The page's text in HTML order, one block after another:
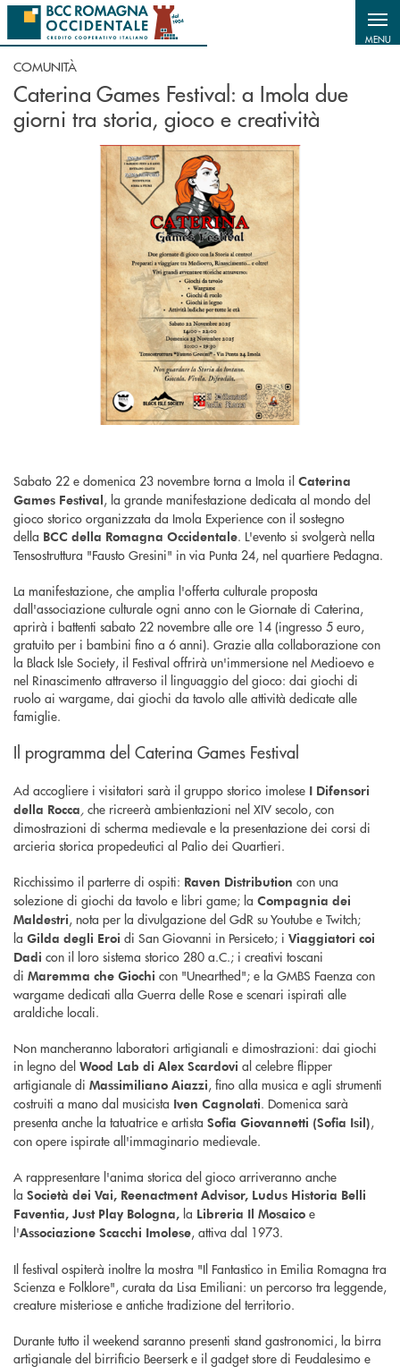
Salta al contenuto principale
MENU
COMUNITÀ
Caterina Games Festival: a Imola due
giorni tra storia, gioco e creatività
Sabato 22 e domenica 23 novembre torna a Imola il Caterina
Games Festival, la grande manifestazione dedicata al mondo del
gioco storico organizzata da Imola Experience con il sostegno
della BCC della Romagna Occidentale. L'evento si svolgerà nella
Tensostruttura "Fausto Gresini" in via Punta 24, nel quartiere Pedagna.
La manifestazione, che amplia l'offerta culturale proposta
dall'associazione culturale ogni anno con le Giornate di Caterina,
aprirà i battenti sabato 22 novembre alle ore 14 (ingresso 5 euro,
gratuito per i bambini fino a 6 anni). Grazie alla collaborazione con
la Black Isle Society, il Festival offrirà un'immersione nel Medioevo e
nel Rinascimento attraverso il linguaggio del gioco: dai giochi di
ruolo ai wargame, dai giochi da tavolo alle attività dedicate alle
famiglie.
Il programma del Caterina Games Festival
Ad accogliere i visitatori sarà il gruppo storico imolese I Difensori
della Rocca, che ricreerà ambientazioni nel XIV secolo, con
dimostrazioni di scherma medievale e la presentazione dei corsi di
arcieria storica propedeutici al Palio dei Quartieri.
Ricchissimo il parterre di ospiti: Raven Distribution con una
solezione di giochi da tavolo e libri game; la Compagnia dei
Maldestri, nota per la divulgazione del GdR su Youtube e Twitch;
la Gilda degli Eroi di San Giovanni in Persiceto; i Viaggiatori coi
Dadi con il loro sistema storico 280 a.C.; i creativi toscani
di Maremma che Giochi con "Unearthed"; e la GMBS Faenza con
wargame dedicati alla Guerra delle Rose e scenari ispirati alle
araldiche locali.
Non mancheranno laboratori artigianali e dimostrazioni: dai giochi
in legno del Wood Lab di Alex Scardovi al celebre flipper
artigianale di Massimiliano Aiazzi, fino alla musica e agli strumenti
costruiti a mano dal musicista Iven Cagnolati. Domenica sarà
presenta anche la tatuatrice e artista Sofia Giovannetti (Sofia Isil),
con opere ispirate all'immaginario medievale.
A rappresentare l'anima storica del gioco arriveranno anche
la Società dei Vai, Reenactment Advisor, Ludus Historia Belli
Faventia, Just Play Bologna, la Libreria Il Mosaico e
l'Associazione Scacchi Imolese, attiva dal 1973.
Il festival ospiterà inoltre la mostra "Il Fantastico in Emilia Romagna tra
Scienza e Folklore", curata da Lisa Emiliani: un percorso tra leggende,
creature misteriose e antiche tradizione del territorio.
Durante tutto il weekend saranno presenti stand gastronomici, la birra
artigianale del birrificio Beerserk e il gadget store di Feudalesimo e